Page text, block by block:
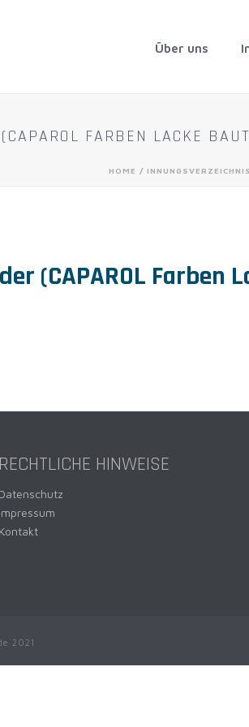
Über uns
FARBEN LACKE
HOME / INNUNGSVERZEICHNIS
(CAPAROL Farben
RECHTLICHE HINWEISE
Datenschutz
Impressum
Kontakt
2021